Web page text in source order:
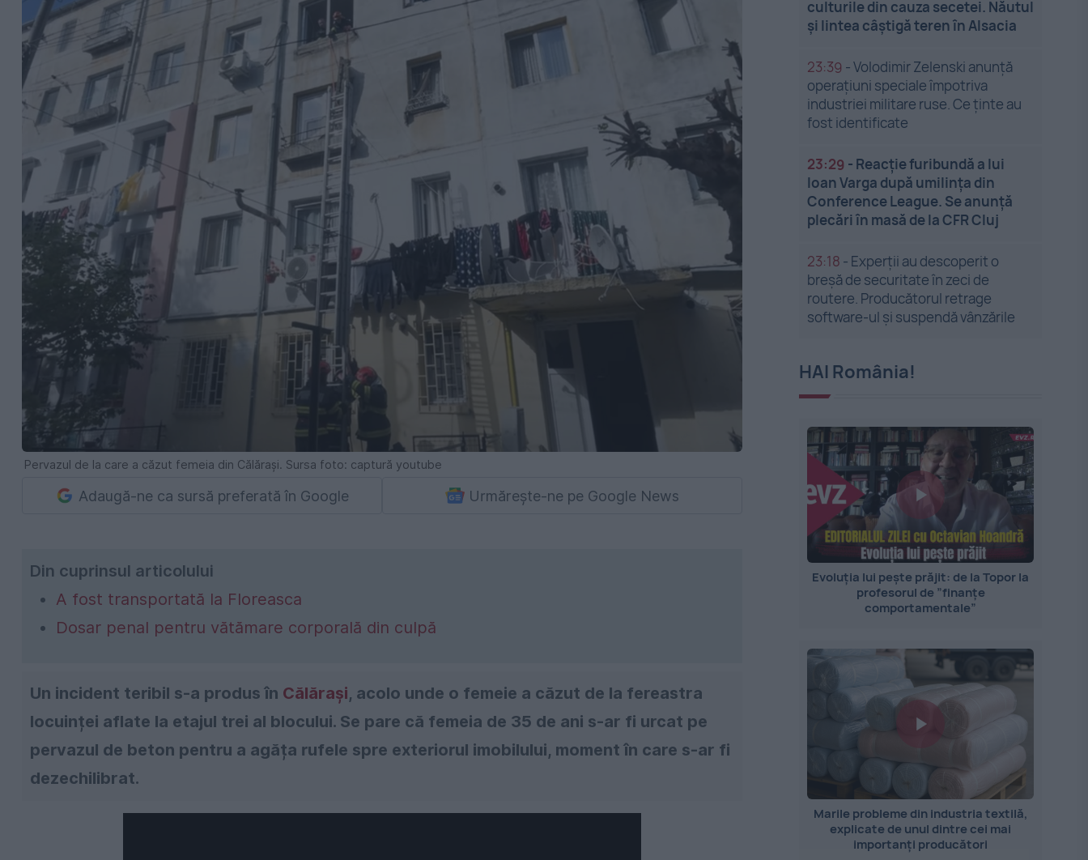
Pervazul de la care a căzut femeia din Călărași. Sursa foto: captură youtube
Adaugă-ne ca sursă preferată în Google Urmărește-ne pe Google News
Din cuprinsul articolului
A fost transportată la Floreasca
Dosar penal pentru vătămare corporală din culpă
Un incident teribil s-a produs în Călărași, acolo unde o femeie a căzut de la fereastra
locuinței aflate la etajul trei al blocului. Se pare că femeia de 35 de ani s-ar fi urcat pe
pervazul de beton pentru a agăța rufele spre exteriorul imobilului, moment în care s-ar fi
dezechilibrat.
culturile din cauza secetei. Năutul
și lintea câștigă teren în Alsacia
23:39 -Volodimir Zelenski anunță
operațiuni speciale împotriva
industriei militare ruse. Ce ținte au
fost identificate
23:29 - Reacție furibundă a lui
Ioan Varga după umilința din
Conference League. Se anunță
plecări în masă de la CFR Cluj
23:18 - Experții au descoperit o
breșă de securitate în zeci de
routere. Producătorul retrage
software-ul și suspendă vânzările
HAI România!
Evoluția lui pește prăjit: de la Topor la
profesorul de ”finanțe
comportamentale”
Marile probleme din industria textilă,
explicate de unul dintre cei mai
importanți producători